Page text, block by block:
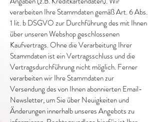
verarbeiten Ihre Stammdaten gemäß Art. 6 Abs.
1 lit. b DSGVO zur Durchführung des mit Ihnen
über unseren Webshop geschlossenen
Kaufvertrags. Ohne die Verarbeitung Ihrer
Stammdaten ist ein Vertragsschluss und die
Vertragsdurchführung nicht möglich. Ferner
verarbeiten wir Ihre Stammdaten zur
Versendung des von Ihnen abonnierten Email-
Newsletter, um Sie über Neuigkeiten und
Änderungen innerhalb unseres Angebots zu